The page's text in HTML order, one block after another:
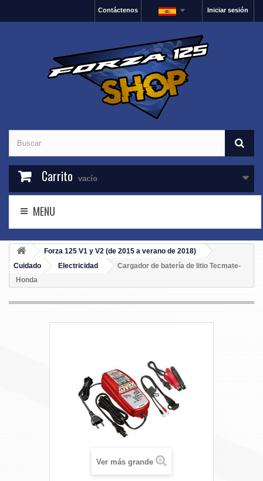
Iniciar sesión
Contáctenos
Carrito vacío
MENU
Forza 125 V1 y V2 (de 2015 a verano de 2018)
Cuidado
Electricidad
Cargador de batería de litio Tecmate-
Honda
Ver más grande